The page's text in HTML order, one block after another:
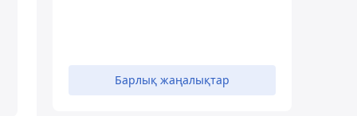
Барлық жаңалықтар